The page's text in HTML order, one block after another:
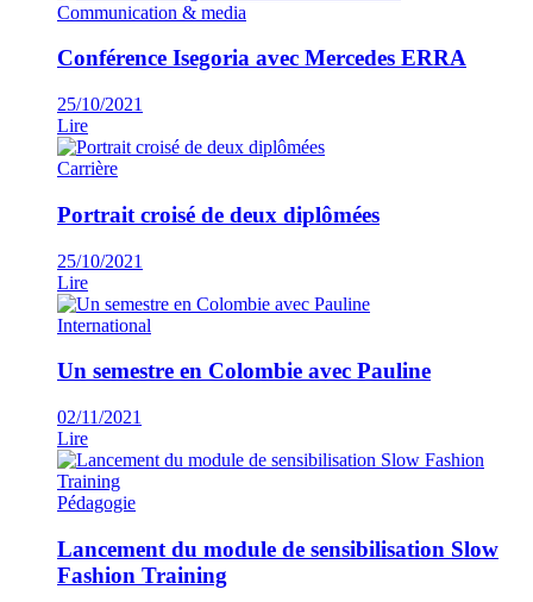
Communication & media
Conférence Isegoria avec Mercedes ERRA
25/10/2021
Lire
Carrière
Portrait croisé de deux diplômées
25/10/2021
Lire
International
Un semestre en Colombie avec Pauline
02/11/2021
Lire
Pédagogie
Lancement du module de sensibilisation Slow
Fashion Training